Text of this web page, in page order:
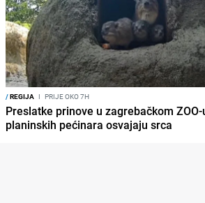
/REGIJA I PRIJE OKO 7H
Preslatke prinove u zagrebačkom
planinskih pećinara osvajaju srca